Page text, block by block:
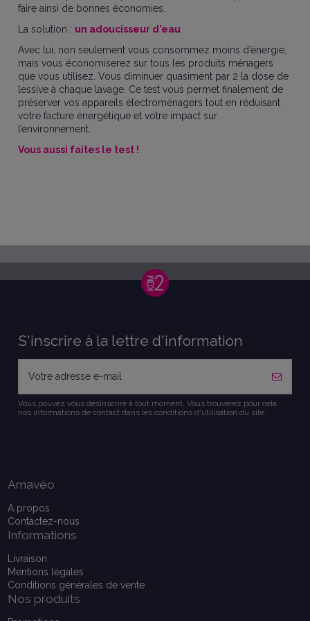
faire ainsi de bonnes économies.
La solution : un adoucisseur d'eau
Avec lui, non seulement vous consommez moins d’énergie,
mais vous économiserez sur tous les produits ménagers
que vous utilisez. Vous diminuer quasiment par 2 la dose de
lessive à chaque lavage. Ce test vous permet finalement de
préserver vos appareils électroménagers tout en réduisant
votre facture énergétique et votre impact sur
l’environnement.
Vous aussi faites le test !
S'inscrire à la lettre d'information
Vous pouvez vous désinscrire à tout moment. Vous trouverez pour cela
nos informations de contact dans les conditions d'utilisation du site.
Amavéo
A propos
Contactez-nous
Informations
Livraison
Mentions légales
Conditions générales de vente
Nos produits